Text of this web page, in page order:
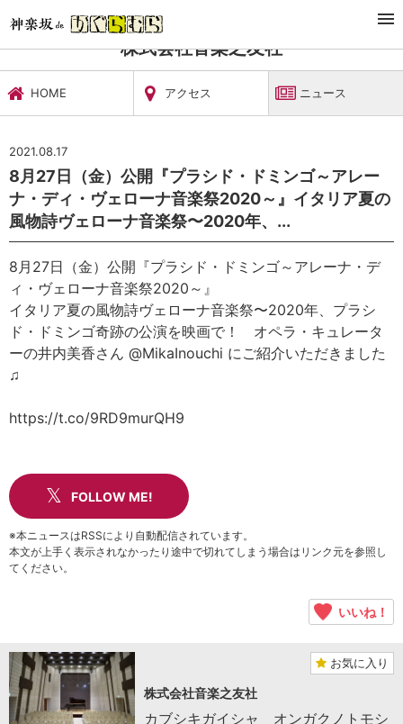
文化施設・ギャラリー
株式会社音楽之友社
HOME アクセス ニュース
2021.08.17
8月27日（金）公開『プラシド・ドミンゴ～アレー
ナ・ディ・ヴェローナ音楽祭2020～』イタリア夏の
風物詩ヴェローナ音楽祭〜2020年、...
8月27日（金）公開『プラシド・ドミンゴ～アレーナ・デ
ィ・ヴェローナ音楽祭2020～』
イタリア夏の風物詩ヴェローナ音楽祭〜2020年、プラシ
ド・ドミンゴ奇跡の公演を映画で！ オペラ・キュレータ
ーの井内美香さん @MikaInouchi にご紹介いただきました
♫
https://t.co/9RD9murQH9
FOLLOW ME!
※本ニュースはRSSにより自動配信されています。
本文が上手く表示されなかったり途中で切れてしまう場合はリンク元を参照し
てください。
いいね！
お気に入り
株式会社音楽之友社
カブシキガイシャ オンガクノトモシ